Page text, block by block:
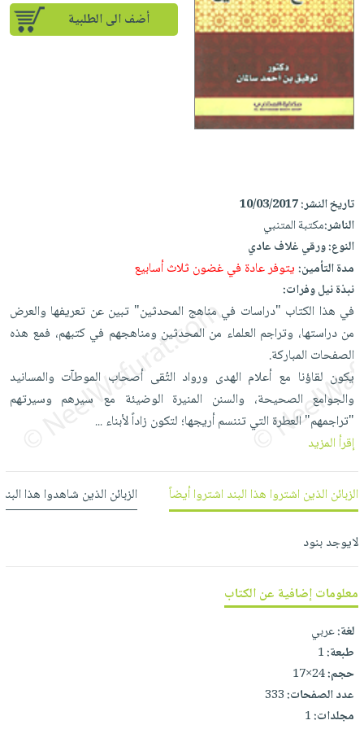
إختياراتنا
كتب
أكاديمية
صندوق
القراءة
English
iKitab
بلا
حدود
أسئلة
يتكرر
على
Android
تحميل
iKitab
على
Apple
أسئلة
يتكرر
طرحها
تحميل
masmu3
على
على
Apple
المواضيع
الأكثر
مبيعاً
وسائل
تعليمية
تعليمية
الصحة
والعناية
الشخصية
جديد
العناية
الشخصية
العناية
وتصفيف
الشعر
العناية
بالجسم
العناية
بالأسنان
الحمية
والتغذية
والسفرة
جديد
الكل
أواني
الطهي
أدوات
الخبز
أدوات
المائدة
الأوعية
والتخزين
المطبخ
متجر
الهدايا
أقسام
الأكثر
مبيعاً
العودة
للمدارس
اكسسوارات
كتب
اكسسوارات
منزلية
اكسسوارات
ملابس
مطرزات
حقائب
حلي
عناية
بالذات
شحن
مجاني
بنود
مختارة
كل
الاشتراكات
صندوق
القراءة
iKitab
بلا
حدود
بحث
نيل
عن
الشركة
سياسة
الشركة
حسابك
لائحة
الأمنيات
أضف الى الطلبية
تاريخ النشر:10/03/2017
الناشر:مكتبة المتنبي
النوع:ورقي غلاف عادي
مدة التأمين:يتوفر عادة في غضون ثلاث أسابيع
نبذة نيل وفرات:
في هذا الكتاب "دراسات في مناهج المحدثين" تبين عن تعريفها والعرض
من دراستها، وتراجم العلماء من المحدثين ومناهجهم في كتبهم، فمع هذه
الصفحات المباركة.
يكون لقاؤنا مع أعلام الهدى ورواد التُقى أصحاب الموطآت والمسانيد
والجوامع الصحيحة، والسنن المنيرة الوضيئة مع سيرهم وسيرتهم
"تراجمهم" العطرة التي تننسم أريجها؛ لتكون زاداً لأبناء...
إقرأ المزيد
الزبائن الذين اشتروا هذا البند اشتروا أيضاً الزبائن الذين شاهدوا هذا
لايوجد بنود
معلومات إضافية عن الكتاب
لغة:عربي
طبعة:1
حجم:24×17
عدد الصفحات:333
مجلدات:1